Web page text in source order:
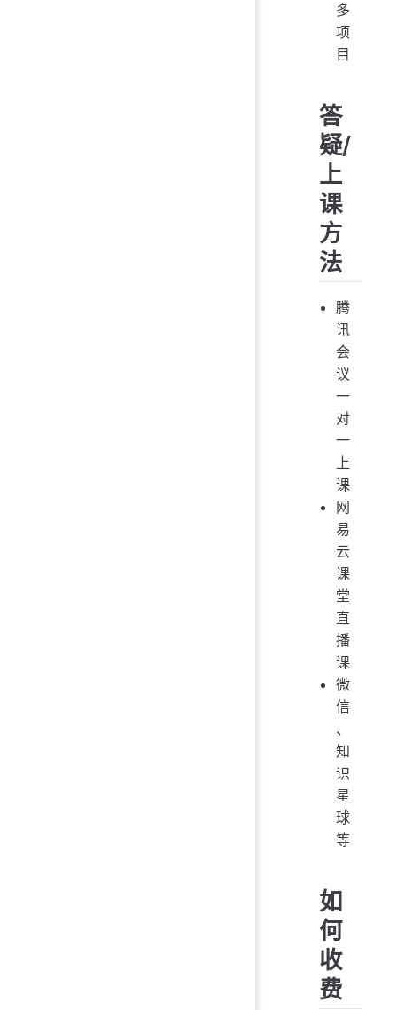
多
项
目
答
疑/
上
课
方
法
腾
讯
会
议
一
对
一
上
课
网
易
云
课
堂
直
播
课
微
信
、
知
识
星
球
等
如
何
收
费